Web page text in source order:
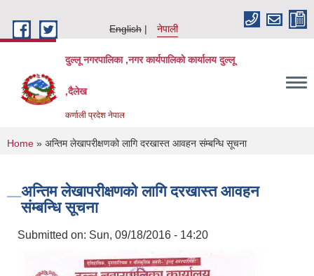
English
नेपाली
दुल्लू नगरपालिका ,नगर कार्यपालिकाे कार्यालय दुल्लू
,दैलेख
कर्णाली प्रदेश नेपाल
You are here
Home » अन्तिम लेखापरीक्षणको लागि दरखास्त आवहन संम्बन्धि सूचना
अन्तिम लेखापरीक्षणको लागि दरखास्त आवहन
संम्बन्धि सूचना
Submitted on: Sun, 09/18/2016 - 14:20